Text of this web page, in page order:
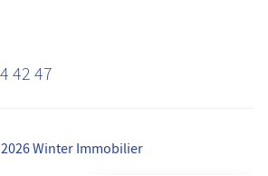
42 47
Winter Immobilier